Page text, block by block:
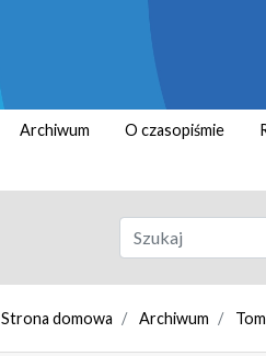
Archiwum O czasopiśmie
Strona domowa Archiwum